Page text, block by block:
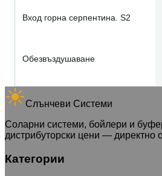
Вход горна серпентина. S2
Обезвъздушаване
Слънчеви Системи
Соларни системи, бойлери и
дистрибуторски цени — директно
Категории